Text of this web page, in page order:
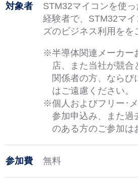
対象者
STM32マイコンを使
経験者で、STM32マ
ズのビジネス利用をを
※半導体関連メーカー
店、また当社が競合
関係者の方、ならび
はご遠慮ください。
※個人およびフリー･
参加申込み、また過
のある方のご参加は
参加費 無料